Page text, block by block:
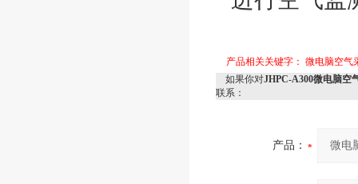
产品相关关键字： 微电脑空气
如果你对JHPC-A300微电脑空
联系：
产品：